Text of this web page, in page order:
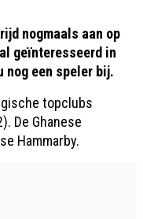
nogmaals aan op
geïnteresseerd in
nog een speler bij.
topclubs
De Ghanese
Hammarby.